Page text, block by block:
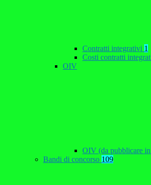
Contratti integrativi 1
Costi contratti
OIV
OIV (da pubblicare
Bandi di concorso 109